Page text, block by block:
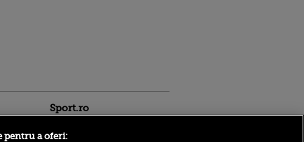
Sport.ro
pentru a oferi: